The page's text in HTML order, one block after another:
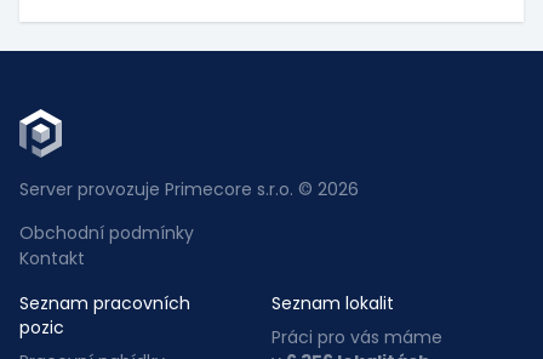
Server provozuje Primecore s.r.o. © 2026
Obchodní podmínky
Kontakt
Seznam pracovních
pozic
Seznam lokalit
Práci pro vás máme